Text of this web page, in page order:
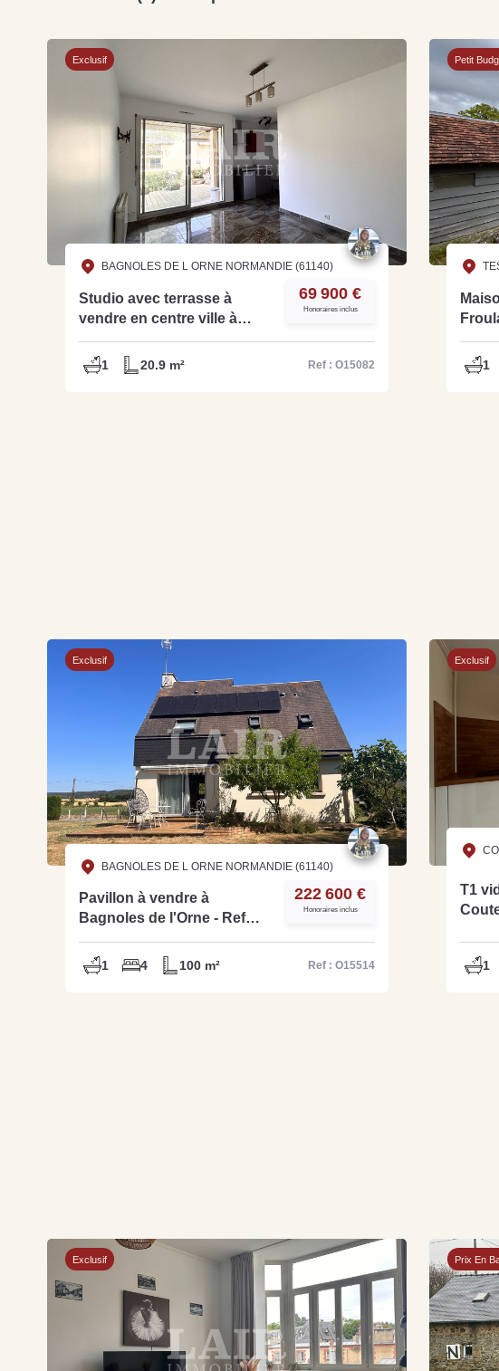
Exclusif
BAGNOLES DE L ORNE NORMANDIE (61140)
Studio avec terrasse à
vendre en centre ville à
Bagnoles de l'Orne - Ref
O15082
69 900 €
Honoraires inclus
1 20.9 m² Ref : O15082
Petit
1
Exclusif
BAGNOLES DE L ORNE NORMANDIE (61140)
Pavillon à vendre à
Bagnoles de l'Orne - Ref
222 600 €
Honoraires inclus
1 4 100 m² Ref : O15514
Exclusif
T1
1
Exclusif Prix En